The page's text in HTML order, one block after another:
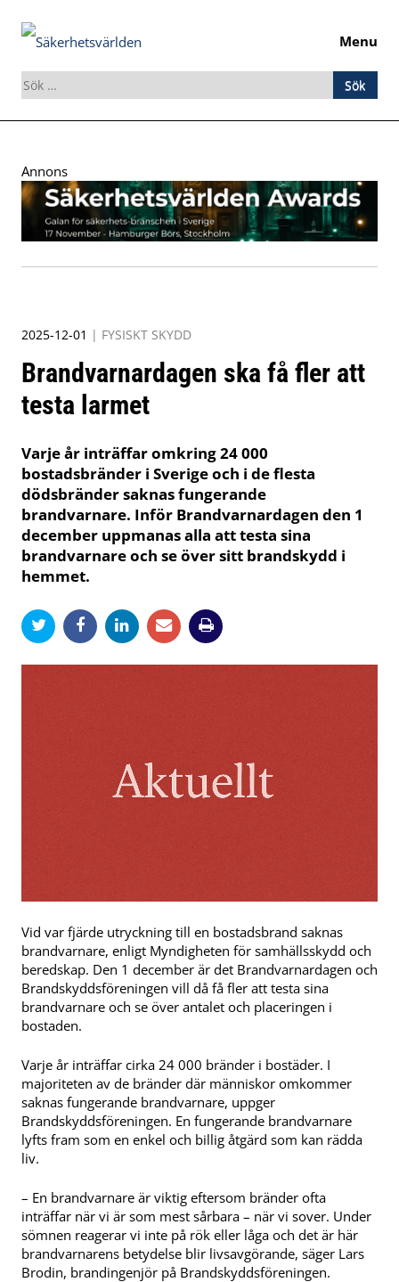
Menu
Sök
efter:
to
content
Annons
2025-12-01 | FYSISKT SKYDD
Brandvarnardagen ska få fler att
testa larmet
Varje år inträffar omkring 24 000
bostadsbränder i Sverige och i de flesta
dödsbränder saknas fungerande
brandvarnare. Inför Brandvarnardagen den 1
december uppmanas alla att testa sina
brandvarnare och se över sitt brandskydd i
hemmet.
Vid var fjärde utryckning till en bostadsbrand saknas
brandvarnare, enligt Myndigheten för samhällsskydd och
beredskap. Den 1 december är det Brandvarnardagen och
Brandskyddsföreningen vill då få fler att testa sina
brandvarnare och se över antalet och placeringen i
bostaden.
Varje år inträffar cirka 24 000 bränder i bostäder. I
majoriteten av de bränder där människor omkommer
saknas fungerande brandvarnare, uppger
Brandskyddsföreningen. En fungerande brandvarnare
lyfts fram som en enkel och billig åtgärd som kan rädda
liv.
– En brandvarnare är viktig eftersom bränder ofta
inträffar när vi är som mest sårbara – när vi sover. Under
sömnen reagerar vi inte på rök eller låga och det är här
brandvarnarens betydelse blir livsavgörande, säger Lars
Brodin, brandingenjör på Brandskyddsföreningen.